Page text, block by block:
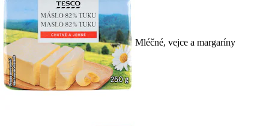
Mléčné, vejce a margaríny